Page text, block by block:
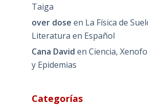
Taiga
over dose en La Física de
Literatura en Español
Cana David en Ciencia,
y Epidemias
Categorías